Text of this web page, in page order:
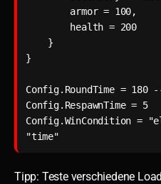
}
Config.RoundTime = 180
Config.RespawnTime = 5
Config.WinCondition =
"time"
Tipp: Teste verschiedene